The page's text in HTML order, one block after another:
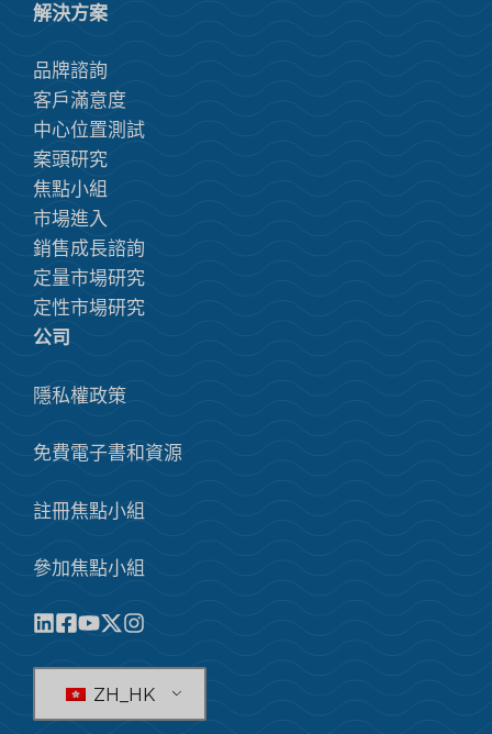
解決方案
品牌諮詢
客戶滿意度
中心位置測試
案頭研究
焦點小組
市場進入
銷售成長諮詢
定量市場研究
定性市場研究
公司
隱私權政策
免費電子書和資源
註冊焦點小組
參加焦點小組
ZH_HK